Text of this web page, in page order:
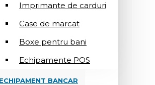
Imprimante de carduri
Case de marcat
Boxe pentru bani
Echipamente POS
ECHIPAMENT BANCAR